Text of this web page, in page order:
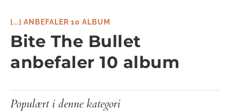
[...] ANBEFALER 10 ALBUM
Bite The Bullet
anbefaler 10 album
Populært i denne kategori